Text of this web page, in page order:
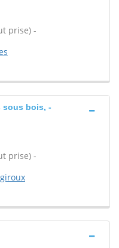
prise) -
sous bois, -
prise) -